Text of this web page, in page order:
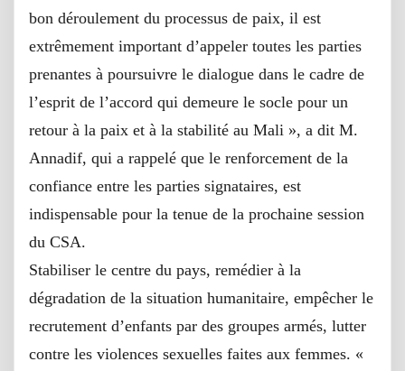
bon déroulement du processus de paix, il est
extrêmement important d’appeler toutes les parties
prenantes à poursuivre le dialogue dans le cadre de
l’esprit de l’accord qui demeure le socle pour un
retour à la paix et à la stabilité au Mali », a dit M.
Annadif, qui a rappelé que le renforcement de la
confiance entre les parties signataires, est
indispensable pour la tenue de la prochaine session
du CSA.
Stabiliser le centre du pays, remédier à la
dégradation de la situation humanitaire, empêcher le
recrutement d’enfants par des groupes armés, lutter
contre les violences sexuelles faites aux femmes. «